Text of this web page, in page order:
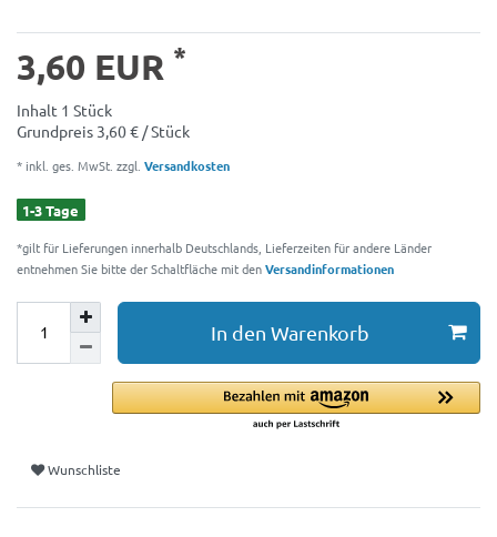
3,60 EUR *
Inhalt 1 Stück
Grundpreis 3,60 € / Stück
* inkl. ges. MwSt. zzgl. Versandkosten
1-3 Tage
*gilt für Lieferungen innerhalb Deutschlands, Lieferzeiten für andere Länder
entnehmen Sie bitte der Schaltfläche mit denVersandinformationen
In den Warenkorb
Wunschliste